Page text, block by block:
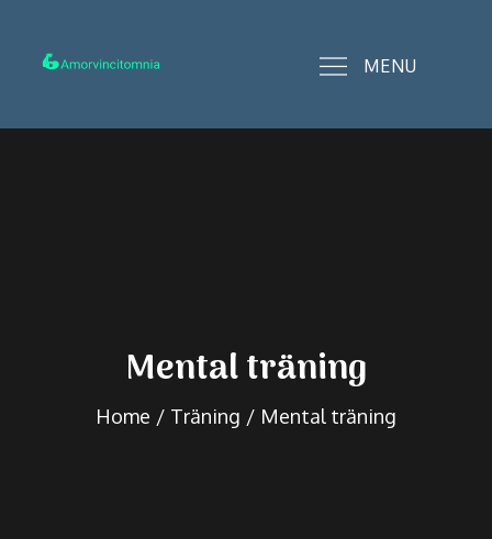
content
MENU
Mental träning
Home Träning Mental träning